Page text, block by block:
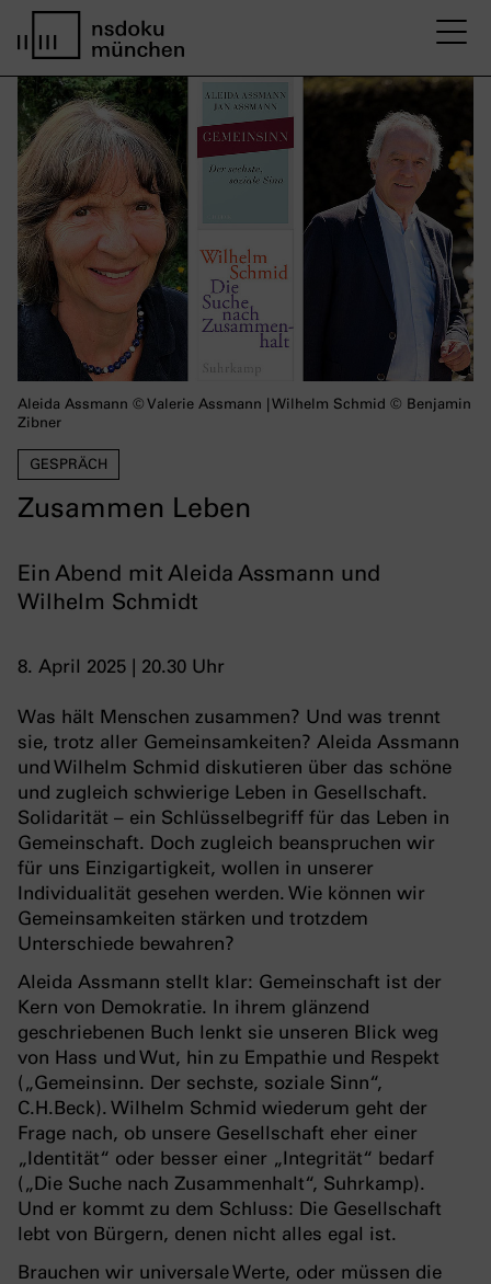
GESPRÄCH
Zusammen Leben
Ein Abend mit Aleida Assmann und
Wilhelm Schmidt
8. April 2025 | 20.30 Uhr
Aleida Assmann © Valerie Assmann | Wilhelm Schmid © Benjamin
Zibner
Was hält Menschen zusammen? Und was trennt
sie, trotz aller Gemeinsamkeiten? Aleida Assmann
und Wilhelm Schmid diskutieren über das schöne
und zugleich schwierige Leben in Gesellschaft.
Solidarität – ein Schlüsselbegriff für das Leben in
Gemeinschaft. Doch zugleich beanspruchen wir
für uns Einzigartigkeit, wollen in unserer
Individualität gesehen werden. Wie können wir
Gemeinsamkeiten stärken und trotzdem
Unterschiede bewahren?
Aleida Assmann stellt klar: Gemeinschaft ist der
Kern von Demokratie. In ihrem glänzend
geschriebenen Buch lenkt sie unseren Blick weg
von Hass und Wut, hin zu Empathie und Respekt
(„Gemeinsinn. Der sechste, soziale Sinn“,
C.H.Beck). Wilhelm Schmid wiederum geht der
Frage nach, ob unsere Gesellschaft eher einer
„Identität“ oder besser einer „Integrität“ bedarf
(„Die Suche nach Zusammenhalt“, Suhrkamp).
Und er kommt zu dem Schluss: Die Gesellschaft
lebt von Bürgern, denen nicht alles egal ist.
Brauchen wir universale Werte, oder müssen die